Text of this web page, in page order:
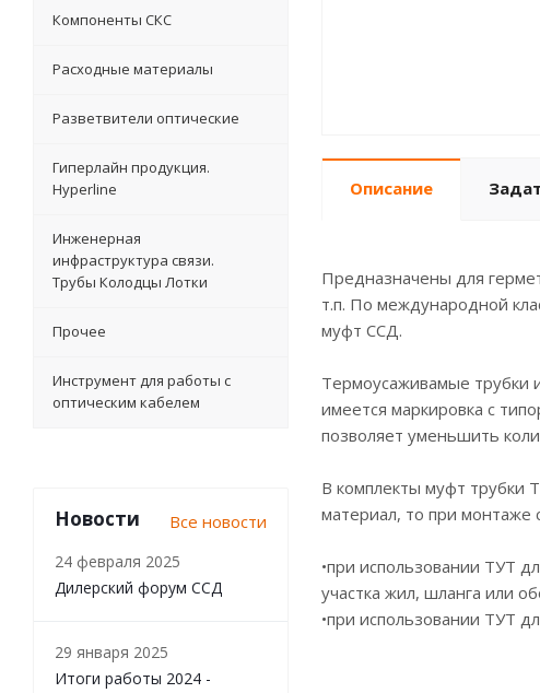
Описание
Предназначены для
т.п. По международной
муфт ССД.
Термоусаживамые трубки
имеется маркировка с
позволяет уменьшить
В комплекты муфт трубки
материал, то при монтаже
•при использовании ТУТ
участка жил, шланга или
•при использовании ТУТ
Компоненты СКС
Расходные материалы
Разветвители оптические
Гиперлайн продукция.
Hyperline
Инженерная
инфраструктура связи.
Трубы Колодцы Лотки
Прочее
Инструмент для работы с
оптическим кабелем
Новости Все новости
24 февраля 2025
Дилерский форум ССД
29 января 2025
Итоги работы 2024 -